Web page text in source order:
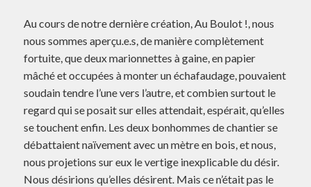
Au cours de notre dernière création, Au Boulot !, nous
nous sommes aperçu.e.s, de manière complètement
fortuite, que deux marionnettes à gaine, en papier
mâché et occupées à monter un échafaudage, pouvaient
soudain tendre l’une vers l’autre, et combien surtout le
regard qui se posait sur elles attendait, espérait, qu’elles
se touchent enfin. Les deux bonhommes de chantier se
débattaient naïvement avec un mètre en bois, et nous,
nous projetions sur eux le vertige inexplicable du désir.
Nous désirions qu’elles désirent. Mais ce n’était pas le